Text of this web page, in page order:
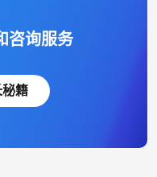
咨询服务
籍